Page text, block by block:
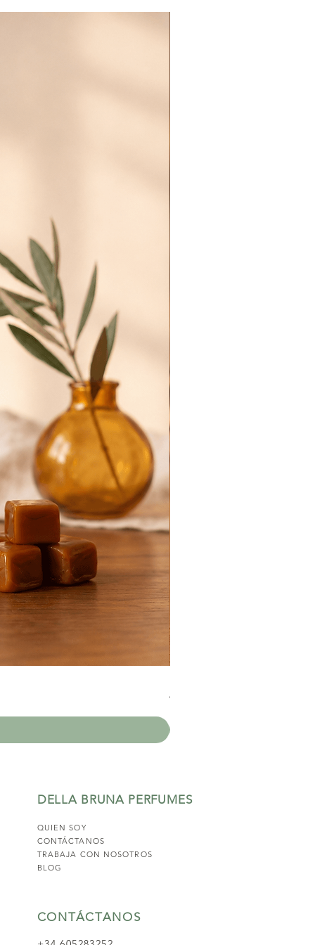
Precio
17,95 €
DELLA BRUNA PERFUMES
QUIEN SOY
CONTÁCTANOS
TRABAJA CON NOSOTROS
BLOG
CONTÁCTANOS